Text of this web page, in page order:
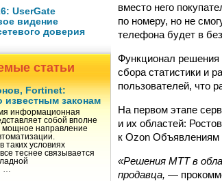
UserGate
видение
доверия
статьи
Fortinet:
известным законам
информационная
собой вполне
мощное направление
таких условиях
теснее связывается
…
вместо него
по номеру, но не
телефона будет в
Функционал решения
сбора статистики и
пользователей, что
На первом этапе
и их областей:
к Ozon Объявлениям
«Решения МТТ в
продавца, —